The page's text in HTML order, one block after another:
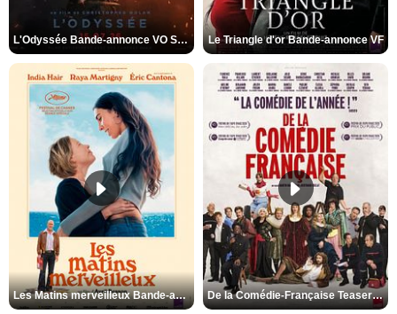
L'Odyssée Bande-annonce VO STFR Le Triangle d'or Bande-annonce VF
Les Matins merveilleux Bande-annonce VF De la Comédie-Française Teaser VF